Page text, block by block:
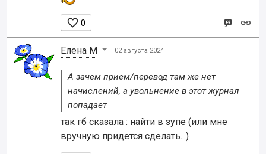
 0
Елена М 02 августа 2024
А зачем прием/перевод там же нет
начислений, а увольнение в этот журнал
попадает
так гб сказала : найти в зупе (или мне
вручную придется сделать...)